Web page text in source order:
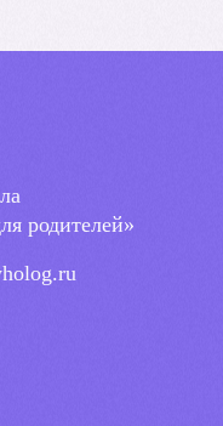
родителей»